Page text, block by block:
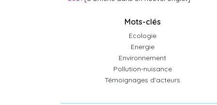
Mots-clés
Ecologie
Energie
Environnement
Pollution-nuisance
Témoignages d'acteurs